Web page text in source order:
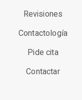
Revisiones
Contactología
Pide cita
Contactar